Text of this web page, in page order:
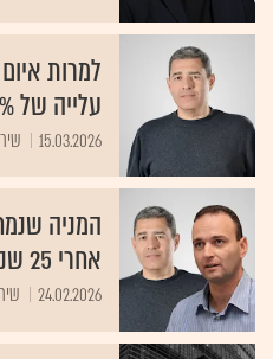
עלייה של 13% ברווח הנקי ב-2025
15.03.2026
המניה
אחרי 25 שנים
24.02.2026